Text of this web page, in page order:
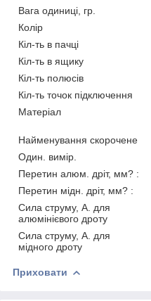
Вага одиниці, гр.
Колір
Кіл-ть в пачці
Кіл-ть в ящику
Кіл-ть полюсів
Кіл-ть точок підключення
Матеріал
Найменування скорочене
Один. вимір.
Перетин алюм. дріт, мм? :
Перетин мідн. дріт, мм? :
Сила струму, А. для
алюмінієвого дроту
Сила струму, А. для
мідного дроту
Приховати